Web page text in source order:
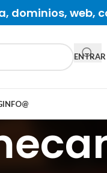
dominios, web,
INFO@